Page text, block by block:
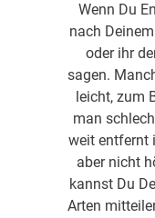
Wenn Du
nach
oder ihr
sagen.
leicht, zum
man
weit entfernt
aber nicht
kannst Du
Arten